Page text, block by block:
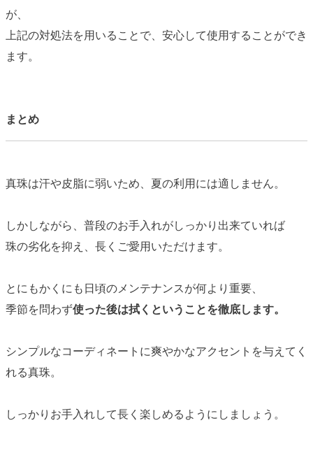
が、
上記の対処法を用いることで、安心して使用することができ
ます。
まとめ
真珠は汗や皮脂に弱いため、夏の利用には適しません。
しかしながら、普段のお手入れがしっかり出来ていれば
珠の劣化を抑え、 長くご愛用いただけます。
とにもかくにも日頃のメンテナンスが何より重要、
季節を問わず使った後は拭くということを徹底します。
シンプルなコーディネートに爽やかなアクセントを与えてく
れる真珠。
しっかりお手入れして長く楽しめるようにしましょう。